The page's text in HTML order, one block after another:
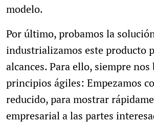
modelo.
Por último, probamos la
industrializamos este producto
alcances. Para ello, siempre nos
principios ágiles: Empezamos
reducido, para mostrar
empresarial a las partes